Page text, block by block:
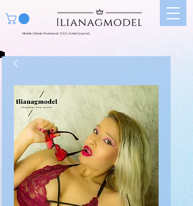
Modelo | Edecán Profesional | UGC | Artista Corporal |